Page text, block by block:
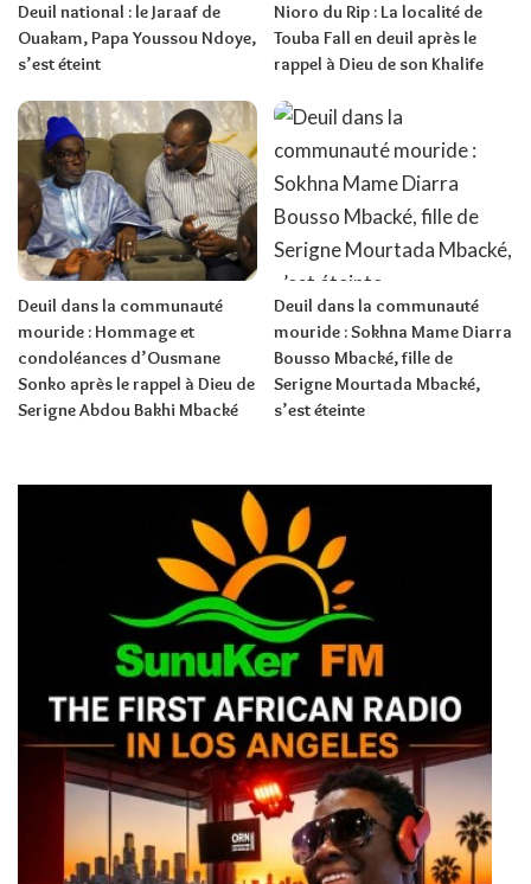
Deuil national : le Jaraaf de
Ouakam, Papa Youssou Ndoye,
s’est éteint
Nioro du Rip : La localité de
Touba Fall en deuil après le
rappel à Dieu de son Khalife
Deuil dans la communauté
mouride : Hommage et
condoléances d’Ousmane
Sonko après le rappel à Dieu de
Serigne Abdou Bakhi Mbacké
Deuil dans la communauté
mouride : Sokhna Mame Diarra
Bousso Mbacké, fille de
Serigne Mourtada Mbacké,
s’est éteinte